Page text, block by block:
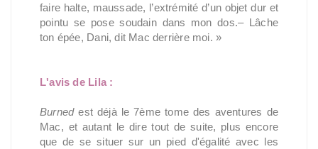
faire halte, maussade, l’extrémité d’un objet dur et
pointu se pose soudain dans mon dos.– Lâche
ton épée, Dani, dit Mac derrière moi. »
L'avis de Lila :
Burnedest déjà le 7ème tome des aventures de
Mac, et autant le dire tout de suite, plus encore
que de se situer sur un pied d'égalité avec les